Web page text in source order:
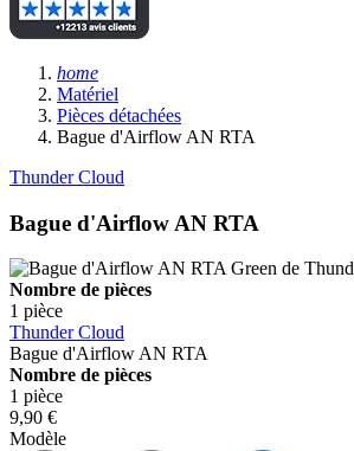
home
Matériel
Pièces détachées
Bague d'Airflow AN RTA
Thunder Cloud
Bague d'Airflow AN RTA
Nombre de pièces
1 pièce
Thunder Cloud
Bague d'Airflow AN RTA
Nombre de pièces
1 pièce
9,90 €
Modèle